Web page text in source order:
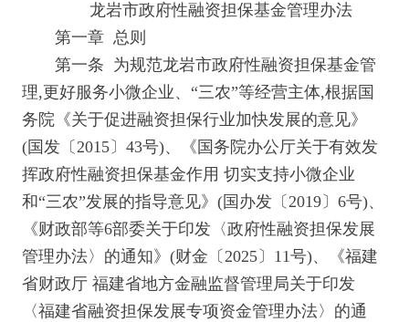
龙岩市政府性融资担保基金管理办法
第一章 总则
第一条 为规范龙岩市政府性融资担保基金管
理,更好服务小微企业、“三农”等经营主体,根据国
务院《关于促进融资担保行业加快发展的意见》
(国发〔2015〕43号)、《国务院办公厅关于有效发
挥政府性融资担保基金作用 切实支持小微企业
和“三农”发展的指导意见》(国办发〔2019〕6号)、
《财政部等6部委关于印发〈政府性融资担保发展
管理办法〉的通知》(财金〔2025〕11号)、《福建
省财政厅 福建省地方金融监督管理局关于印发
〈福建省融资担保发展专项资金管理办法〉的通